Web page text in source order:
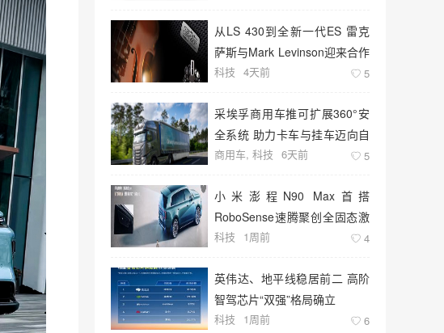
从LS 430到全新一代ES 雷克
萨斯与Mark Levinson迎来合作
26周年
科技 4天前 5
采埃孚商用车推可扩展360°安
全系统 助力卡车与挂车迈向自
动化未来
商用车, 科技 6天前 5
小米澎程N90 Max首搭
RoboSense速腾聚创全固态激
光雷达
科技 1周前 4
英伟达、地平线稳居前二 高阶
智驾芯片“双强”格局确立
科技 1周前 6